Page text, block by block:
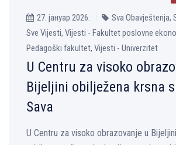
27. јануар 2026.
Sva Obavještenja,
Sve Vijesti, Vijesti - Fakultet poslovne
Pedagoški fakultet, Vijesti - Univerzitet
U Centru za visoko
Bijelјini obilјežena krsna
Sava
U Centru za visoko obrazovanje u